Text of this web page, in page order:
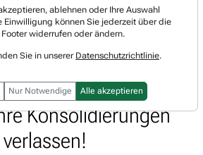
eine 5%ige
der NATO-Staaten.
mehr als eine
Rheinmetall & Co.
Konsolidierungen
verlassen!
ablehnen oder Ihre Auswahl
Einwilligung können Sie jederzeit über die
Footer widerrufen oder ändern.
Sie in unserer Datenschutzrichtlinie.
Nur Notwendige Alle akzeptieren